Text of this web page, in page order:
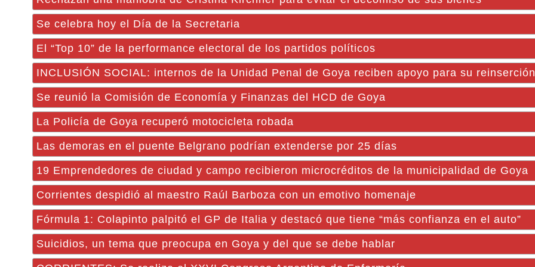
Se celebra hoy el Día de la Secretaria
El “Top 10” de la performance electoral de los partidos políticos
INCLUSIÓN SOCIAL: internos de la Unidad Penal de Goya reciben apoyo para su reinserción
Se reunió la Comisión de Economía y Finanzas del HCD de Goya
La Policía de Goya recuperó motocicleta robada
Las demoras en el puente Belgrano podrían extenderse por 25 días
19 Emprendedores de ciudad y campo recibieron microcréditos de la municipalidad de Goya
Corrientes despidió al maestro Raúl Barboza con un emotivo homenaje
Fórmula 1: Colapinto palpitó el GP de Italia y destacó que tiene “más confianza en el auto”
Suicidios, un tema que preocupa en Goya y del que se debe hablar